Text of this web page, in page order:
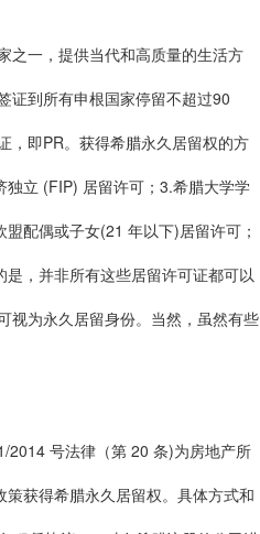
之一，提供当代和高质量的生活方
证到所有申根国家停留不超过90
，即PR。获得希腊永久居留权的方
立 (FIP) 居留许可；3.希腊大学学
配偶或子女(21 年以下)居留许可；
，并非所有这些居留许可证都可以
视为永久居留身份。当然，虽然有些
2014 号法律（第 20 条)为房地产所
获得希腊永久居留权。具体方式和